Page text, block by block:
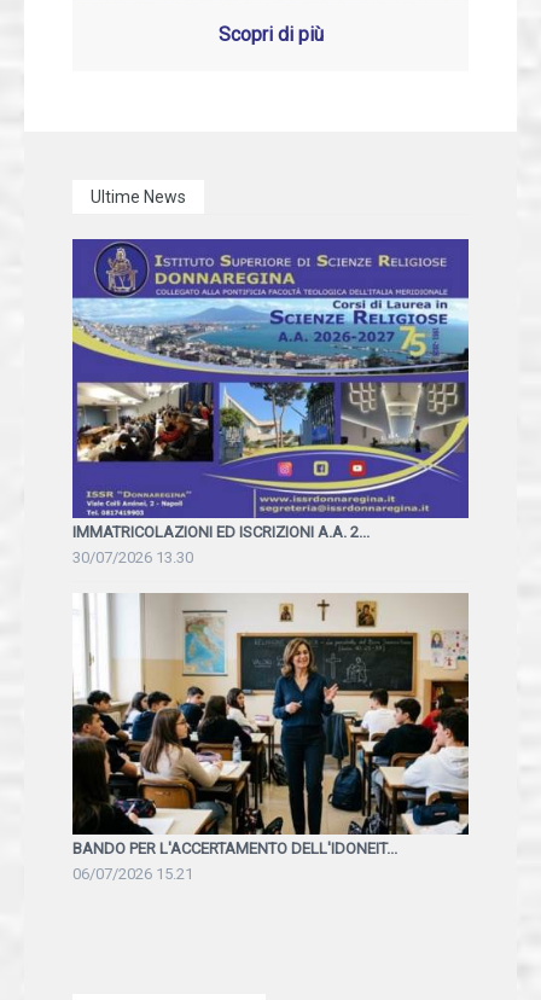
Scopri di più
Ultime News
IMMATRICOLAZIONI ED ISCRIZIONI A.A. 2...
30/07/2026 13.30
BANDO PER L'ACCERTAMENTO DELL'IDONEIT...
06/07/2026 15.21